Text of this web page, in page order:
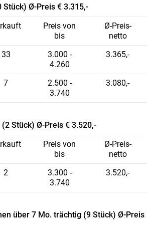
Stück) Ø-Preis € 3.315,-
Preis von
bis
Ø-Preis-
netto
33
3.000 -
4.260
3.365,-
7
2.500 -
3.740
3.080,-
Stück) Ø-Preis € 3.520,-
Preis von
bis
Ø-Preis-
netto
2
3.300 -
3.740
3.520,-
über 7 Mo. trächtig (9 Stück) Ø-Preis